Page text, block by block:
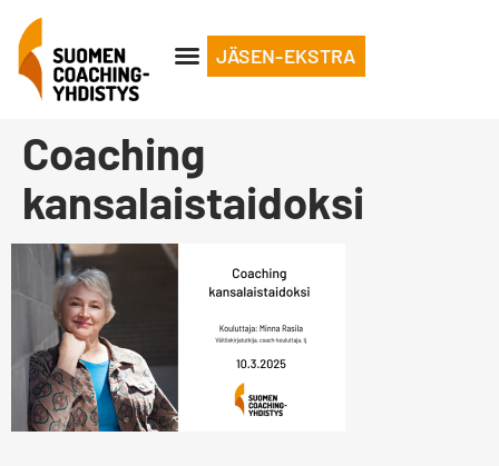
JÄSEN-EKSTRA
Coaching
kansalaistaidoksi